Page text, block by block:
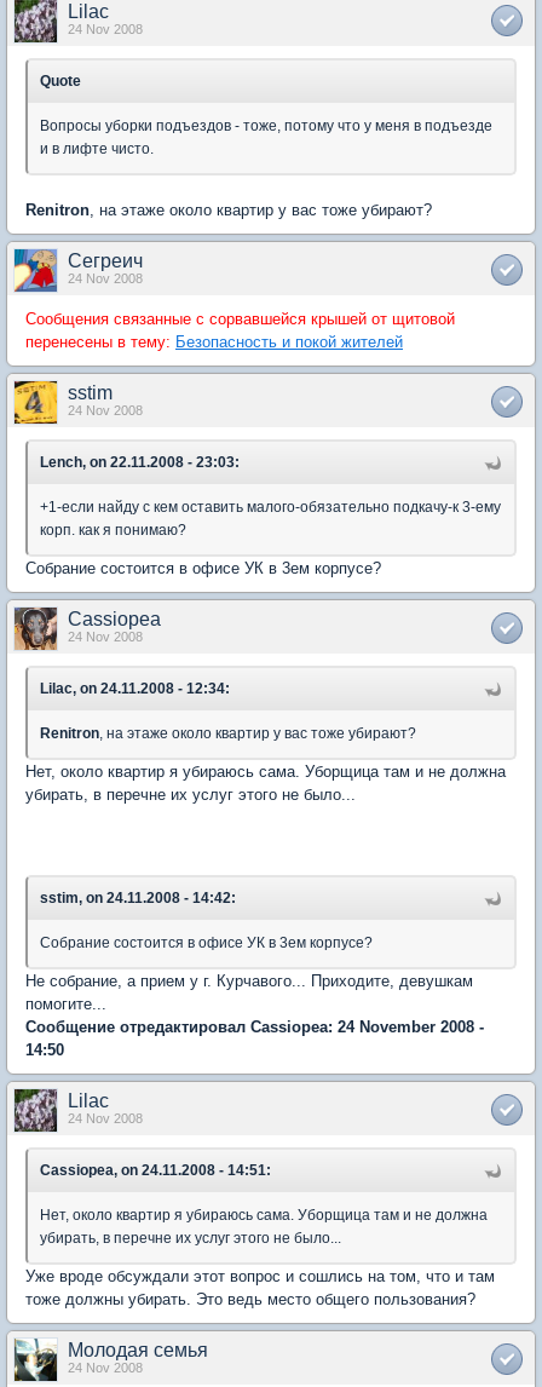
Lilac
24 Nov 2008
Quote
Вопросы уборки подъездов - тоже, потому что у меня в подъезде
и в лифте чисто.
Renitron, на этаже около квартир у вас тоже убирают?
Сегреич
24 Nov 2008
Сообщения связанные с сорвавшейся крышей от щитовой
перенесены в тему: Безопасность и покой жителей
sstim
24 Nov 2008
Lench, on 22.11.2008 - 23:03:
+1-если найду с кем оставить малого-обязательно подкачу-к 3-ему
корп. как я понимаю?
Собрание состоится в офисе УК в 3ем корпусе?
Cassiopea
24 Nov 2008
Lilac, on 24.11.2008 - 12:34:
Renitron, на этаже около квартир у вас тоже убирают?
Нет, около квартир я убираюсь сама. Уборщица там и не должна
убирать, в перечне их услуг этого не было...
sstim, on 24.11.2008 - 14:42:
Собрание состоится в офисе УК в 3ем корпусе?
Не собрание, а прием у г. Курчавого... Приходите, девушкам
помогите...
Сообщение отредактировал Cassiopea: 24 November 2008 -
14:50
Lilac
24 Nov 2008
Cassiopea, on 24.11.2008 - 14:51:
Нет, около квартир я убираюсь сама. Уборщица там и не должна
убирать, в перечне их услуг этого не было...
Уже вроде обсуждали этот вопрос и сошлись на том, что и там
тоже должны убирать. Это ведь место общего пользования?
Молодая семья
24 Nov 2008